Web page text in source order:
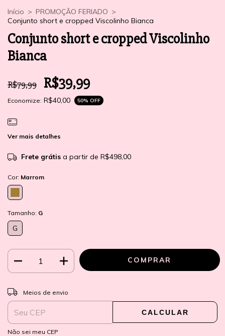
Início > PROMOÇÃO FERIADO >
Conjunto short e cropped Viscolinho Bianca
Conjunto short e cropped Viscolinho
Bianca
R$79,99 R$39,99
Economize: R$40,00 50% OFF
Ver mais detalhes
Frete grátis a partir de R$498,00
Cor: Marrom
Tamanho: G
G
Entregas para o CEP:
Meios de envio
CALCULAR
Não sei meu CEP